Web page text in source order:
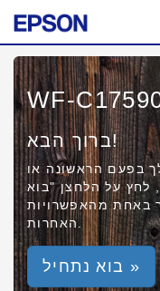
WF-
ברוך הבא!
בפעם הראשונה או
לחץ על הלחצן "בוא
באחת מהאפשרויות
האחרות.
בוא נתחיל »